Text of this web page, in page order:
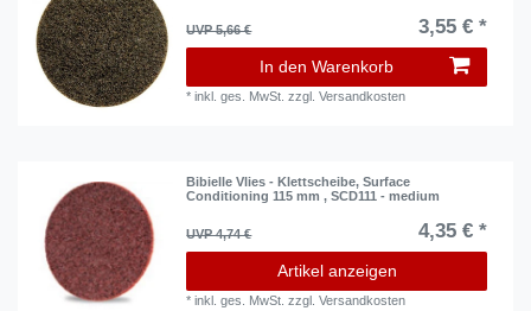
UVP 5,66 € 3,55 € *
In den Warenkorb
*inkl. ges. MwSt. zzgl.Versandkosten
Bibielle Vlies - Klettscheibe, Surface
Conditioning 115 mm , SCD111 - medium
UVP 4,74 € 4,35 € *
Artikel anzeigen
*inkl. ges. MwSt. zzgl.Versandkosten